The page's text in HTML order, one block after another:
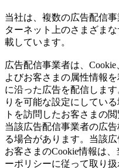
当社は、複数の広告配信
ターネット上のさまざま
載しています。
広告配信事業者は、
よびお客さまの属性情報
に沿った広告を配信しま
りを可能な設定にしてい
トを訪問したお客さまの
当該広告配信事業者の広
る場合があります。当該
お客さまのCookie情報は
ーポリシーに従って取り扱